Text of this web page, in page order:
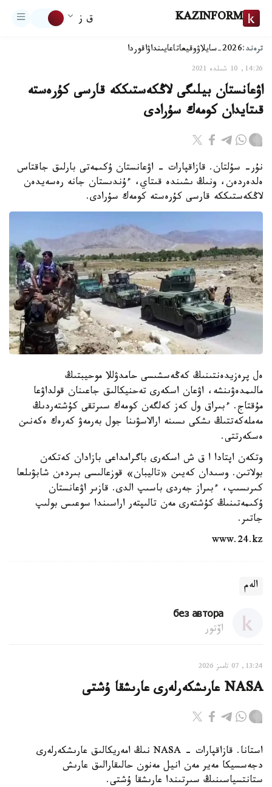
KAZINFORM ق ز
ترەند:2026-سايلاۋ وقيعاتاعايىنداۋاقوردا
14:26, 10 شىلدە 2021
اۋعانستان بيلىگى لاڭكەستىككە قارسى كۇرەستە
قىتايدان كومەك سۇرادى
نۇر- سۇلتان. قازاقپارات - اۋعانستان ۇكىمەتى بارلىق جاقتاس
ەلدەردەن، ونىڭ ىشىندە قىتاي، ءۇندىستان جانە رەسەيدەن
لاڭكەستىككە قارسى كۇرەستە كومەك سۇرادى.
ەل پرەزيدەنتىنىڭ كەڭەسشىسى حامدۋللا موحيبتىڭ
مالىمدەۋىنشە، اۋعان اسكەرى تەحنيكالىق جاعىنان قولداۋعا
مۇقتاج. ءبىراق ول كەز كەلگەن كومەك سىرتقى كۇشتەردىڭ
مەملەكەتتىڭ ىشكى ىسىنە ارالاسۋىنا جول بەرمەۋ كەرەك ەكەنىن
ەسكەرتتى.
وتكەن اپتادا ا ق ش اسكەرى باگرامداعى بازادان كەتكەن
بولاتىن. وسىدان كەيىن «تاليبان» قوزعالىسى بىردەن شابۋىلعا
كىرىسىپ، ءبىراز جەردى باسىپ الدى. قازىر اۋعانستان
ۇكىمەتىنىڭ كۇشتەرى مەن تالىپتەر اراسىندا سوعىس بولىپ
جاتىر.
www.24.kz
الەم
без автора
اۆتور
13:24, 07 تامىز 2026
NASA عارىشكەرلەرى عارىشقا ۇشتى
استانا. قازاقپارات - NASA نىڭ امەريكالىق عارىشكەرلەرى
دجەسسيكا مەير مەن انيل مەنون حالىقارالىق عارىش
ستانتسياسىنىڭ سىرتىندا عارىشقا ۇشتى.